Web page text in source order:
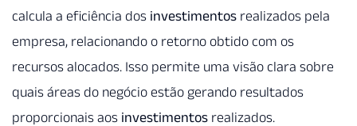
calcula a eficiência dos investimentos realizados pela
empresa, relacionando o retorno obtido com os
recursos alocados. Isso permite uma visão clara sobre
quais áreas do negócio estão gerando resultados
proporcionais aos investimentos realizados.